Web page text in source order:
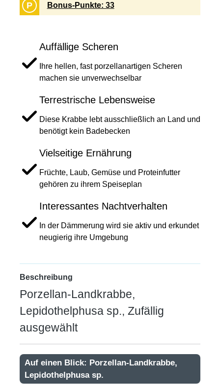
P Bonus-Punkte: 33
Auffällige Scheren
Ihre hellen, fast porzellanartigen Scheren
machen sie unverwechselbar
Terrestrische Lebensweise
Diese Krabbe lebt ausschließlich an Land und
benötigt kein Badebecken
Vielseitige Ernährung
Früchte, Laub, Gemüse und Proteinfutter
gehören zu ihrem Speiseplan
Interessantes Nachtverhalten
In der Dämmerung wird sie aktiv und erkundet
neugierig ihre Umgebung
Beschreibung
Porzellan-Landkrabbe,
Lepidothelphusa sp., Zufällig
ausgewählt
Auf einen Blick: Porzellan-Landkrabbe,
Lepidothelphusa sp.